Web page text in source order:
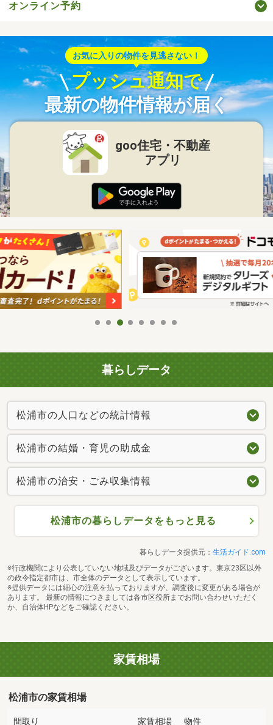
オンライン予約
お気に入りの物件を見逃さない！
プッシュ通知で
最新の物件情報が届く
goo住宅・不動産
アプリ
暮らしデータ
松浦市の人口などの統計情報
松浦市の結婚・育児の助成金
松浦市の治安・ごみ収集情報
松浦市の暮らしデータをもっと見る
暮らしデータ提供元： 生活ガイド.com
※行政機関により公表していない地域及びデータがございます。東京23区以外
の政令指定都市は、市全体のデータとして表示しています。
※提供データには細心の注意を払っておりますが、調査後に変更がある場合が
あります。 最新の情報につきましては各市区役所までお問い合わせいただく
か、自治体HPなどをご確認ください。
家賃相場
松浦市の家賃相場
間取り 家賃相場 物件